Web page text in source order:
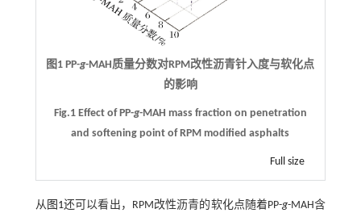
图1 PP-g-MAH质量分数对RPM改性沥青针入度与软化点
的影响
Fig.1 Effect of PP-g-MAH mass fraction on penetration
and softening point of RPM modified asphalts
Full size
从图1还可以看出，RPM改性沥青的软化点随着PP-g-MAH含